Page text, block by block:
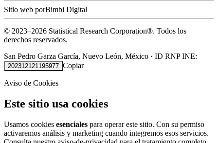
Sitio web porBimbi Digital
© 2023–2026 Statistical Research Corporation®. Todos los
derechos reservados.
San Pedro Garza García, Nuevo León, México · ID RNP INE:
202312121195977 Copiar
Aviso de Cookies
Este sitio usa cookies
Usamos cookies esenciales para operar este sitio. Con su permiso
activaremos análisis y marketing cuando integremos esos servicios.